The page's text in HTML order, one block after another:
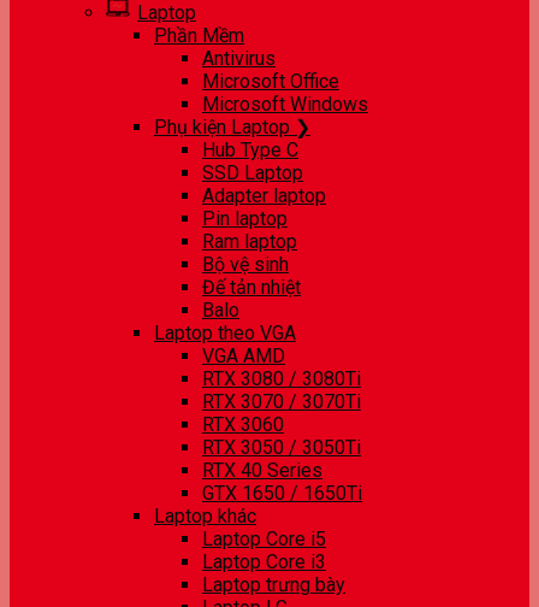
Laptop
Phần Mềm
Antivirus
Microsoft Office
Microsoft Windows
Phụ kiện Laptop ❯
Hub Type C
SSD Laptop
Adapter laptop
Pin laptop
Ram laptop
Bộ vệ sinh
Đế tản nhiệt
Balo
Laptop theo VGA
VGA AMD
RTX 3080 / 3080Ti
RTX 3070 / 3070Ti
RTX 3060
RTX 3050 / 3050Ti
RTX 40 Series
GTX 1650 / 1650Ti
Laptop khác
Laptop Core i5
Laptop Core i3
Laptop trưng bày